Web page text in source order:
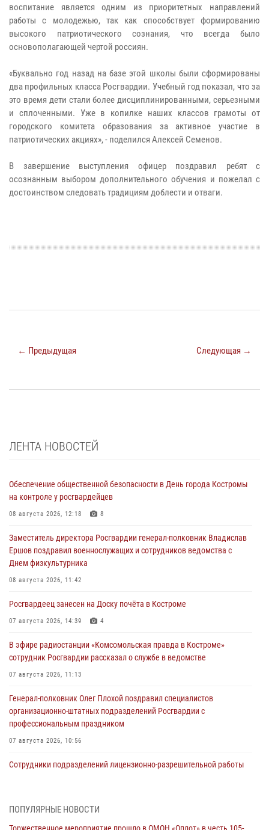
воспитание является одним из приоритетных направлений
работы с молодежью, так как способствует формированию
высокого патриотического сознания, что всегда было
основополагающей чертой россиян.
«Буквально год назад на базе этой школы были сформированы
два профильных класса Росгвардии. Учебный год показал, что за
это время дети стали более дисциплинированными, серьезными
и сплоченными. Уже в копилке наших классов грамоты от
городского комитета образования за активное участие в
патриотических акциях», - поделился Алексей Семенов.
В завершение выступления офицер поздравил ребят с
осознанным выбором дополнительного обучения и пожелал с
достоинством следовать традициям доблести и отваги.
← Предыдущая Следующая →
ЛЕНТА НОВОСТЕЙ
Обеспечение общественной безопасности в День города Костромы
на контроле у росгвардейцев
08 августа 2026, 12:18 8
Заместитель директора Росгвардии генерал-полковник Владислав
Ершов поздравил военнослужащих и сотрудников ведомства с
Днем физкультурника
08 августа 2026, 11:42
Росгвардеец занесен на Доску почёта в Костроме
07 августа 2026, 14:39 4
В эфире радиостанции «Комсомольская правда в Костроме»
сотрудник Росгвардии рассказал о службе в ведомстве
07 августа 2026, 11:13
Генерал-полковник Олег Плохой поздравил специалистов
организационно-штатных подразделений Росгвардии с
профессиональным праздником
07 августа 2026, 10:56
Сотрудники подразделений лицензионно-разрешительной работы
06 августа 2026, 07:50
ПОПУЛЯРНЫЕ НОВОСТИ
Торжественное мероприятие прошло в ОМОН «Оплот» в честь 105-